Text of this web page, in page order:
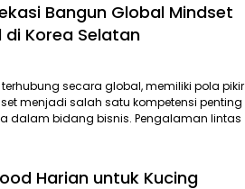
Bangun Global Mindset
Korea Selatan
secara global, memiliki pola pikir
menjadi salah satu kompetensi penting
dalam bidang bisnis. Pengalaman lintas
Harian untuk Kucing